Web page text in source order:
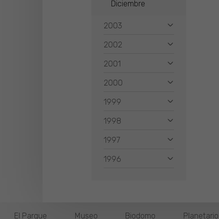
Diciembre
2003
2002
2001
2000
1999
1998
1997
1996
El Parque Museo Biodomo